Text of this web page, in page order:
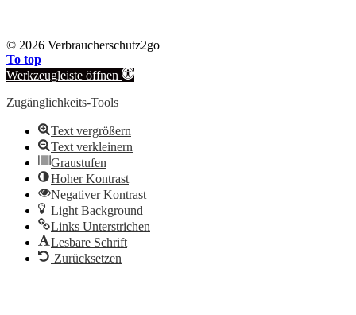
© 2026 Verbraucherschutz2go
To top
Werkzeugleiste öffnen
Zugänglichkeits-Tools
Text vergrößern
Text verkleinern
Graustufen
Hoher Kontrast
Negativer Kontrast
Light Background
Links Unterstrichen
Lesbare Schrift
Zurücksetzen